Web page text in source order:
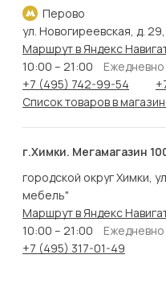
Перово
ул. Новогиреевская, д. 29,
Маршрут в Яндекс
10:00 – 21:00
Ежедневно
+7 (495) 742-99-54
Список товаров в
г.Химки. Мегамагазин
городской округ Химки,
мебель"
Маршрут в Яндекс
10:00 – 21:00
Ежедневно
+7 (495) 317-01-49